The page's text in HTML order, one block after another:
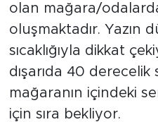
olan mağara/
oluşmaktadır. Yazın
sıcaklığıyla dikkat
dışarıda 40 derecelik
mağaranın içindeki
için sıra bekliyor.